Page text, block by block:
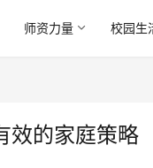
师资力量 校园生
效的家庭策略